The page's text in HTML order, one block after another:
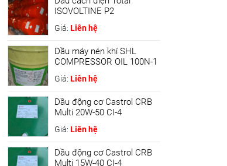
ISOVOLTINE P2
Giá: Liên hệ
Dầu máy nén khí SHL
COMPRESSOR OIL 100N-1
Giá: Liên hệ
Dầu động cơ Castrol CRB
Multi 20W-50 CI-4
Giá: Liên hệ
Dầu động cơ Castrol CRB
Multi 15W-40 CI-4